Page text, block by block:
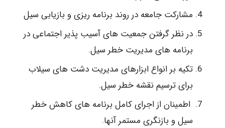
مشارکت جامعه در روند برنامه ریزی و بازیابی سیل
در نظر گرفتن جمعیت های آسیب پذیر اجتماعی در
برنامه های مدیریت خطر سیل.
تکیه بر انواع ابزارهای مدیریت دشت های سیلاب
برای ترسیم نقشه خطر سیل.
اطمینان از اجرای کامل برنامه های کاهش خطر
سیل و بازنگری مستمر آنها.